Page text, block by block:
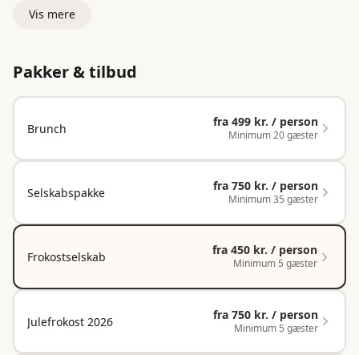
fremmest den udsøgte gastronomi, der virkelig skiller
sig ud. Med en passion for både kreativitet og kvalitet
skaber vores dygtige kokke en smagsoplevelse, der
begejstrer selv de mest kræsne gæster. Fra forret til
dessert er hvert måltid en kulinarisk rejse, der
forkæler sanserne og efterlader et varigt indtryk.
Vis mere
Pakker & tilbud
Brunch fra 499 kr. / person
Minimum 20 gæster
Selskabspakke fra 750 kr. / person
Minimum 35 gæster
Frokostselskab fra 450 kr. / person
Minimum 5 gæster
Julefrokost 2026 fra 750 kr. / person
Minimum 5 gæster